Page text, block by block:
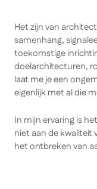
Het zijn van
samenhang,
toekomstige
doelarchitecturen,
laat me je een
eigenlijk met al die
In mijn ervaring is
niet aan de kwaliteit
het ontbreken van